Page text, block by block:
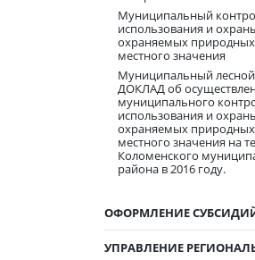
Муниципальный
использования и
охраняемых
местного значения
Муниципальный
ДОКЛАД об
муниципального
использования и
охраняемых
местного значения на
Коломенского
района в 2016 году.
ОФОРМЛЕНИЕ
УПРАВЛЕНИЕ